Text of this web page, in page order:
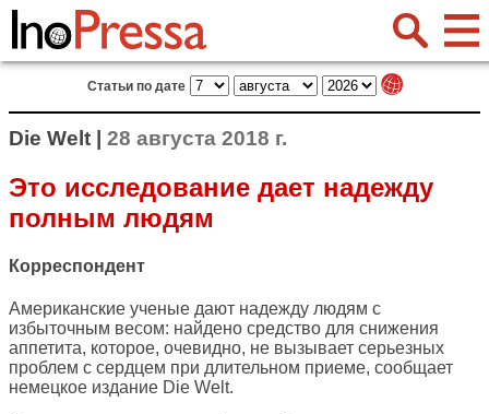
Статьи по дате
Die Welt | 28 августа 2018 г.
Это исследование дает надежду
полным людям
Корреспондент
Американские ученые дают надежду людям с
избыточным весом: найдено средство для снижения
аппетита, которое, очевидно, не вызывает серьезных
проблем с сердцем при длительном приеме, сообщает
немецкое издание Die Welt.